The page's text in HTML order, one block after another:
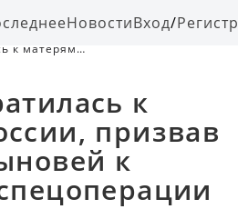
НовостиВход/
к матерям
к
призвав
к